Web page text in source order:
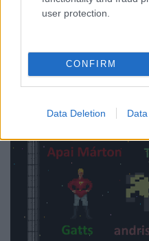
user protection.
CONFIRM
Data Deletion